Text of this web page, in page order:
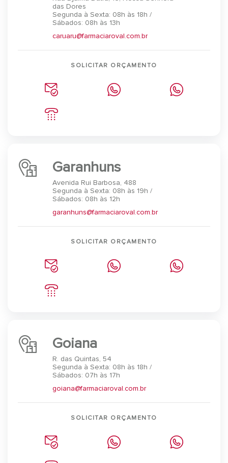
das Dores
Segunda à Sexta: 08h às 18h /
Sábados: 08h às 13h
caruaru@farmaciaroval.com.br
SOLICITAR ORÇAMENTO
Garanhuns
Avenida Rui Barbosa, 488
Segunda à Sexta: 08h às 19h /
Sábados: 08h às 12h
garanhuns@farmaciaroval.com.br
SOLICITAR ORÇAMENTO
Goiana
R. das Quintas, 54
Segunda à Sexta: 08h às 18h /
Sábados: 07h às 17h
goiana@farmaciaroval.com.br
SOLICITAR ORÇAMENTO